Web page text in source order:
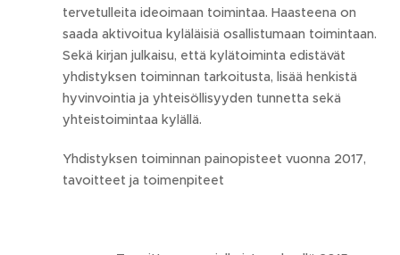
tervetulleita ideoimaan toimintaa. Haasteena on
saada aktivoitua kyläläisiä osallistumaan toimintaan.
Sekä kirjan julkaisu, että kylätoiminta edistävät
yhdistyksen toiminnan tarkoitusta, lisää henkistä
hyvinvointia ja yhteisöllisyyden tunnetta sekä
yhteistoimintaa kylällä.
Yhdistyksen toiminnan painopisteet vuonna 2017,
tavoitteet ja toimenpiteet